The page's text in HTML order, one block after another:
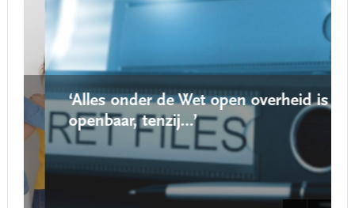
‘Alles onder de Wet open overheid is
openbaar, tenzij…’